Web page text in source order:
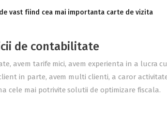
vast fiind cea mai importanta carte de vizita
de contabilitate
avem tarife mici, avem experienta in a
in parte, avem multi clienti, a caror
cele mai potrivite solutii de optimizare fiscala.